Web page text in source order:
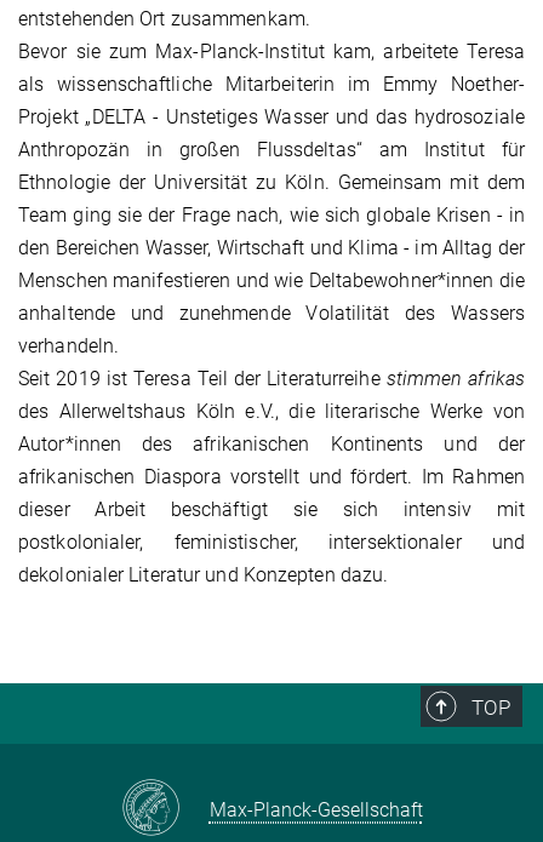
entstehenden Ort zusammenkam.
Bevor sie zum Max-Planck-Institut kam, arbeitete Teresa
als wissenschaftliche Mitarbeiterin im Emmy Noether-
Projekt „DELTA - Unstetiges Wasser und das hydrosoziale
Anthropozän in großen Flussdeltas“ am Institut für
Ethnologie der Universität zu Köln. Gemeinsam mit dem
Team ging sie der Frage nach, wie sich globale Krisen - in
den Bereichen Wasser, Wirtschaft und Klima - im Alltag der
Menschen manifestieren und wie Deltabewohner*innen die
anhaltende und zunehmende Volatilität des Wassers
verhandeln.
Seit 2019 ist Teresa Teil der Literaturreihe stimmen afrikas
des Allerweltshaus Köln e.V., die literarische Werke von
Autor*innen des afrikanischen Kontinents und der
afrikanischen Diaspora vorstellt und fördert. Im Rahmen
dieser Arbeit beschäftigt sie sich intensiv mit
postkolonialer, feministischer, intersektionaler und
dekolonialer Literatur und Konzepten dazu.
TOP
Max-Planck-Gesellschaft